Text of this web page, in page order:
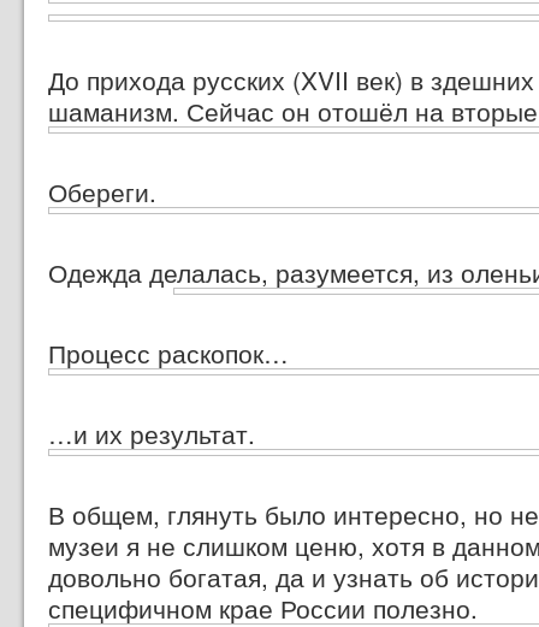
До прихода русских (XVII век) в
шаманизм. Сейчас он отошёл на
Обереги.
Одежда делалась, разумеется, из
Процесс раскопок…
…и их результат.
В общем, глянуть было интересно, но
музеи я не слишком ценю, хотя в
довольно богатая, да и узнать об
специфичном крае России полезно.